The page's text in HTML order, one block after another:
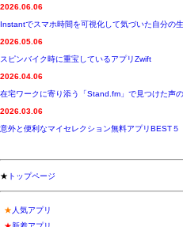
2026.06.06
Instantでスマホ時間を可視化して気づいた自分の
2026.05.06
スピンバイク時に重宝しているアプリZwift
2026.04.06
在宅ワークに寄り添う「Stand.fm」で見つけた声
2026.03.06
意外と便利なマイセレクション無料アプリBEST５
★ トップページ
★ 人気アプリ